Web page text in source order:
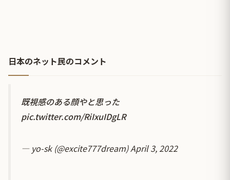
日本のネット民のコメント
既視感のある顔やと思った
pic.twitter.com/RiIxuIDgLR
— yo-sk (@excite777dream)April 3, 2022